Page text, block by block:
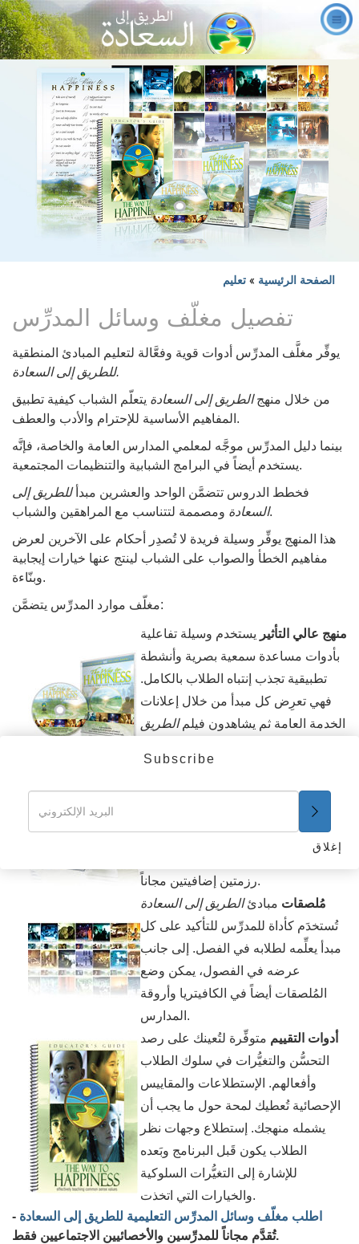
الصفحة الرئيسية » تعليم
تفصيل مغلّف وسائل المدرِّس
يوفِّر مغلَّف المدرِّس أدوات قوية وفعَّالة لتعليم المبادئ المنطقية
للطريق إلى السعادة.
من خلال منهجالطريق إلى السعادة يتعلّم الشباب كيفية تطبيق
المفاهيم الأساسية للإحترام والأدب والعطف.
بينما دليل المدرِّس موجَّه لمعلمي المدارس العامة والخاصة، فإنَّه
يستخدم أيضاً في البرامج الشبابية والتنظيمات المجتمعية.
فخطط الدروس تتضمَّن الواحد والعشرين مبدأللطريق إلى
السعادةومصممة لتتناسب مع المراهقين والشباب.
هذا المنهج يوفِّر وسيلة فريدة لا تُصدِر أحكام على الآخرين لعرض
مفاهيم الخطأ والصواب على الشباب لينتج عنها خيارات إيجابية
وبنّاءة.
مغلّف موارد المدرِّس يتضمَّن:
منهج عالي التأثير يستخدم وسيلة تفاعلية
بأدوات مساعدة سمعية بصرية وأنشطة
تطبيقية تجذب إنتباه الطلاب بالكامل.
فهي تعرِض كل مبدأ من خلال إعلانات
الخدمة العامة ثم يشاهدون فيلمالطريق
كتيِّبالطريق إلى السعادةلفصلك
الدراسي. توفير رزمتان كل واحدة مكوَّنة
من إثنى عشر كتاباً. إذا كان لديك أكثر
رزمتين إضافيتين مجاناً.
مُلصقات مبادئالطريق إلى السعادة
تُستخدَم كأداة للمدرِّس للتأكيد على كل
مبدأ يعلِّمه لطلابه في الفصل. إلى جانب
عرضه في الفصول، يمكن وضع
المُلصقات أيضاً في الكافيتريا وأروقة
المدارس.
أدوات التقييم متوفِّرة لتُعينك على رصد
التحسُّن والتغيُّرات في سلوك الطلاب
وأفعالهم. الإستطلاعات والمقاييس
الإحصائية تُعطيك لمحة حول ما يجب أن
يشمله منهجك. إستطلاع وجهات نظر
الطلاب يكون قَبل البرنامج وبَعده
للإشارة إلى التغيُّرات السلوكية
والخيارات التي اتخذت.
اطلب مغلّف وسائل المدرِّس التعليمية للطريق إلى السعادة -
تُقدَّم مجاناً للمدرِّسين والأخصائيين الاجتماعيين فقط.
Subscribe
إغلاق